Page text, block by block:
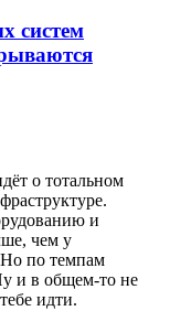
систем
о тотальном
и
чем у
Но по темпам
и в общем-то не
идти.